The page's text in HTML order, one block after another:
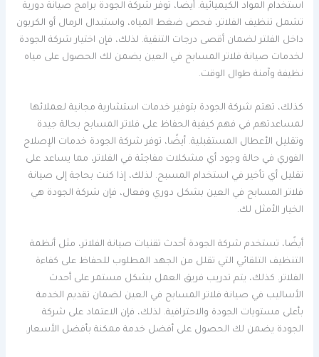
استخدام المواد الكيميائية. أيضًا، توفر شركة الجودة برامج صيانة دورية
تشمل تنظيف الفلاتر، فحص ضغط المياه، واستبدال الرمال أو الكربون
داخل الفلتر لضمان أقصى درجات التنقية. لذلك، فإن اختيار شركة الجودة
لخدمات صيانة فلاتر المسابح في العين يضمن لك الحصول على مياه
نظيفة وآمنة طوال الوقت.
كذلك، تهتم شركة الجودة بتوفير خدمات استشارية مجانية لعملائها
لمساعدتهم في فهم كيفية الحفاظ على فلاتر المسابح بحالة جيدة
وتقليل الأعطال المستقبلية. أيضًا، توفر شركة الجودة خدمات الإصلاح
الفوري في حالة وجود أي مشكلات مفاجئة في الفلاتر، مما يساعد على
تقليل أي تأخير في استخدام المسبح. لذلك، إذا كنت بحاجة إلى صيانة
فلاتر المسابح في العين بشكل دوري وفعال، فإن شركة الجودة هي
الخيار الأمثل لك.
أيضًا، تستخدم شركة الجودة أحدث تقنيات صيانة الفلاتر، مثل أنظمة
التنظيف التلقائي التي تقلل من الجهد المطلوب للحفاظ على كفاءة
الفلاتر. كذلك، يتم تدريب فريق العمل بشكل مستمر على أحدث
الأساليب في صيانة فلاتر المسابح في العين لضمان تقديم الخدمة
بأعلى مستويات الجودة والاحترافية. لذلك، فإن الاعتماد على شركة
الجودة يضمن لك الحصول على أفضل خدمة ممكنة بأفضل الأسعار.